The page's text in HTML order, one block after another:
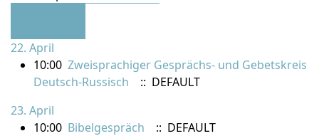
22. April
10:00 Zweisprachiger Gesprächs- und Gebetskreis
Deutsch-Russisch
:: DEFAULT
23. April
10:00 Bibelgespräch
:: DEFAULT